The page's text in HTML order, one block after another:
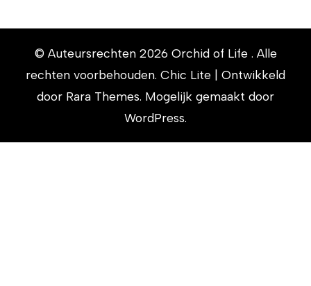
© Auteursrechten 2026 Orchid of Life . Alle
rechten voorbehouden. Chic Lite | Ontwikkeld
door Rara Themes. Mogelijk gemaakt door
WordPress.